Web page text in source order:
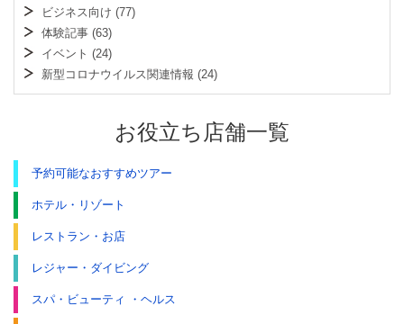
ビジネス向け (77)
体験記事 (63)
イベント (24)
新型コロナウイルス関連情報 (24)
お役立ち店舗一覧
予約可能なおすすめツアー
ホテル・リゾート
レストラン・お店
レジャー・ダイビング
スパ・ビューティ ・ヘルス